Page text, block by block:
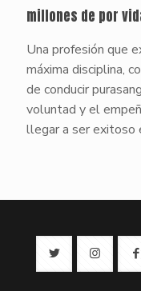
millones de por
Una profesión que
máxima disciplina,
de conducir
voluntad y el
llegar a ser exitoso